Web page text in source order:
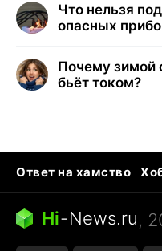
Что нельзя
опасных
Почему зимой
бьёт током?
Ответ на хамство
Бензин 100 vs 95
Следующая пандемия
Hi-News.ru,